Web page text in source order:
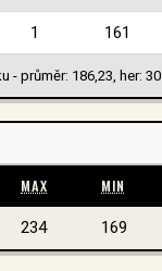
1 161
- průměr: 186,23, her: 30
MAX MIN
234 169